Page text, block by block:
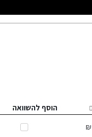
הוסף להשוואה